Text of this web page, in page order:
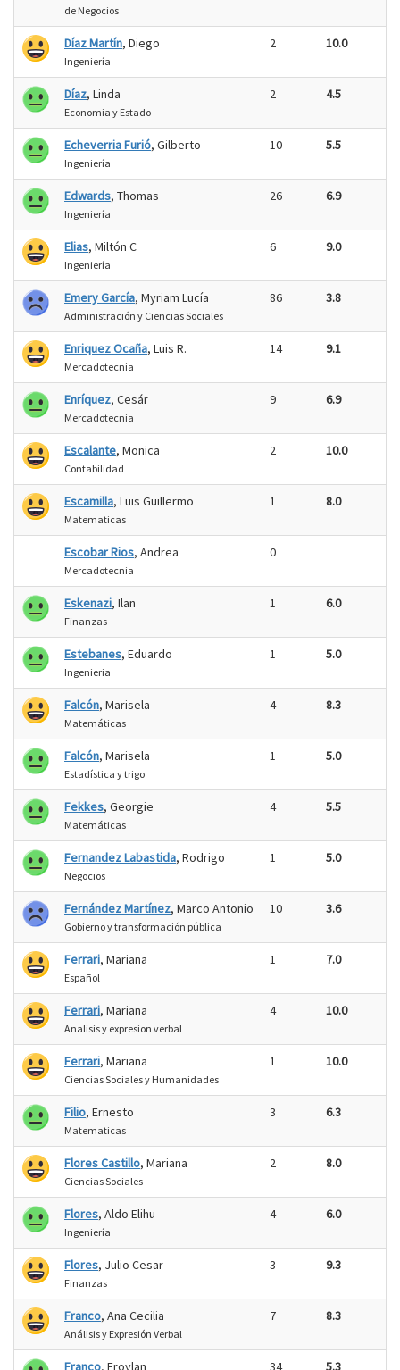
de Negocios
Díaz Martín, Diego
Ingeniería
2 10.0
Díaz, Linda
Economia y Estado
2 4.5
Echeverria Furió, Gilberto
Ingeniería
10 5.5
Edwards, Thomas
Ingeniería
26 6.9
Elias, Miltón C
Ingeniería
6 9.0
Emery García, Myriam Lucía
Administración y Ciencias Sociales
86 3.8
Enriquez Ocaña, Luis R.
Mercadotecnia
14 9.1
Enríquez, Cesár
Mercadotecnia
9 6.9
Escalante, Monica
Contabilidad
2 10.0
Escamilla, Luis Guillermo
Matematicas
1 8.0
Escobar Rios, Andrea
Mercadotecnia
0
Eskenazi, Ilan
Finanzas
1 6.0
Estebanes, Eduardo
Ingenieria
1 5.0
Falcón, Marisela
Matemáticas
4 8.3
Falcón, Marisela
Estadística y trigo
1 5.0
Fekkes, Georgie
Matemáticas
4 5.5
Fernandez Labastida, Rodrigo
Negocios
1 5.0
Fernández Martínez, Marco Antonio
Gobierno y transformación pública
10 3.6
Ferrari, Mariana
Español
1 7.0
Ferrari, Mariana
Analisis y expresion verbal
4 10.0
Ferrari, Mariana
Ciencias Sociales y Humanidades
1 10.0
Filio, Ernesto
Matematicas
3 6.3
Flores Castillo, Mariana
Ciencias Sociales
2 8.0
Flores, Aldo Elihu
Ingeniería
4 6.0
Flores, Julio Cesar
Finanzas
3 9.3
Franco, Ana Cecilia
Análisis y Expresión Verbal
7 8.3
Franco, Froylan 34 5.3